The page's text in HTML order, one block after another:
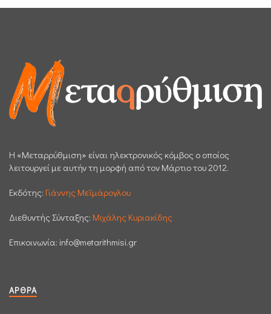
H «Μεταρρύθμιση» είναι ηλεκτρονικός κόμβος ο οποίος
λειτουργεί με αυτήν τη μορφή από τον Μάρτιο του 2012.
Εκδότης: Γιάννης Μεϊμάρογλου
Διεθυντής Σύνταξης: Μιχάλης Κυριακίδης
Επικοινωνία: info@metarithmisi.gr
ΆΡΘΡΑ